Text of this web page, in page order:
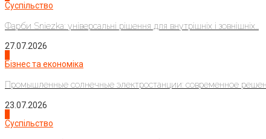
Суспільство
Фарби Sniezka: універсальні рішення для внутрішніх і зовнішніх...
27.07.2026
Бізнес та економіка
Промышленные солнечные электростанции: современное
23.07.2026
Суспільство